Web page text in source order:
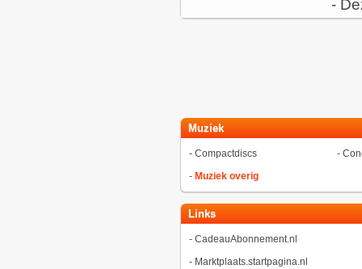
-
Muziek
- Compactdiscs -
- Muziek overig
Links
- CadeauAbonnement.nl
- Marktplaats.startpagina.nl